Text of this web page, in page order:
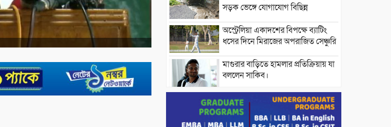
সড়ক ভেঙ্গে যোগাযোগ বিছিন্ন
অস্ট্রেলিয়া একাদশের বিপক্ষে ব্যাটিং
ধসের দিনে মিরাজের অপরাজিত সেঞ্চুরি
মাগুরার বাড়িতে হামলার প্রতিক্রিয়ায় যা
বললেন সাকিব।
দেশীয় পাঁচ প্রজাতির ছোট মাছে
উদ্বেগজনক মাত্রায় মাইক্রোপ্লাস্টিকের
উপস্থিতি শনাক্ত ।